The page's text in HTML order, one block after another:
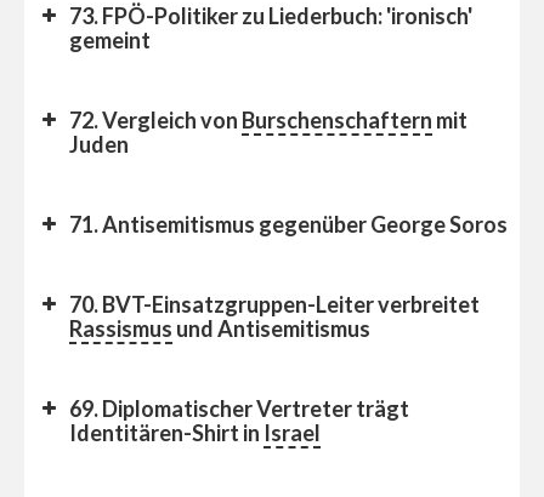
73. FPÖ-Politiker zu Liederbuch: 'ironisch'
gemeint
72. Vergleich von Burschenschaftern mit
Juden
71. Antisemitismus gegenüber George Soros
70. BVT-Einsatzgruppen-Leiter verbreitet
Rassismus und Antisemitismus
69. Diplomatischer Vertreter trägt
Identitären-Shirt in Israel